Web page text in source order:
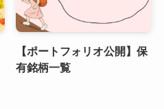
【ポートフォリオ公開】保
有銘柄一覧